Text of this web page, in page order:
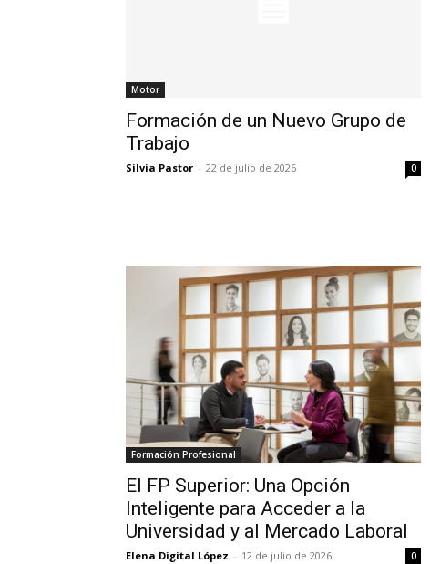
Motor
Formación de un Nuevo Grupo de
Trabajo
Silvia Pastor - 22 de julio de 2026 0
Formación Profesional
El FP Superior: Una Opción
Inteligente para Acceder a la
Universidad y al Mercado Laboral
Elena Digital López - 12 de julio de 2026 0